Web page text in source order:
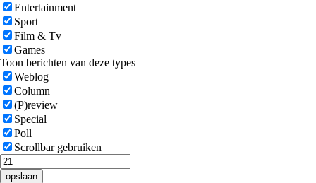
Entertainment
Sport
Film & Tv
Games
Toon berichten van deze types
Weblog
Column
(P)review
Special
Poll
Scrollbar gebruiken
opslaan